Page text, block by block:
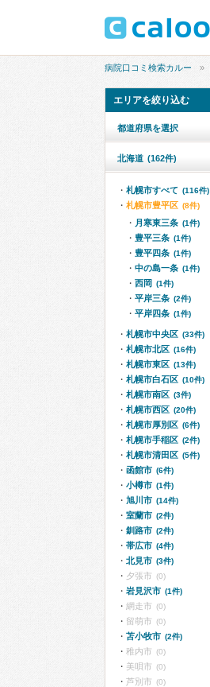
病院口コミ検索カルー
エリアを絞り込む
都道府県を選択
北海道 (162件)
札幌市すべて (116件)
札幌市豊平区 (8件)
月寒東三条 (1件)
豊平三条 (1件)
豊平四条 (1件)
中の島一条 (1件)
西岡 (1件)
平岸三条 (2件)
平岸四条 (1件)
札幌市中央区 (33件)
札幌市北区 (16件)
札幌市東区 (13件)
札幌市白石区 (10件)
札幌市南区 (3件)
札幌市西区 (20件)
札幌市厚別区 (6件)
札幌市手稲区 (2件)
札幌市清田区 (5件)
函館市 (6件)
小樽市 (1件)
旭川市 (14件)
室蘭市 (2件)
釧路市 (2件)
帯広市 (4件)
北見市 (3件)
夕張市 (0)
岩見沢市 (1件)
網走市 (0)
留萌市 (0)
苫小牧市 (2件)
稚内市 (0)
美唄市 (0)
芦別市 (0)